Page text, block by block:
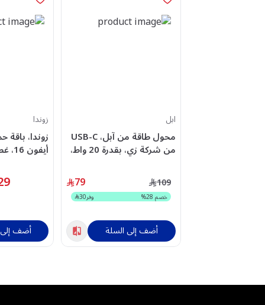
ابل
محول طاقة من آبل، USB-C
من شركة زي، بقدرة 20 واط،
منفذ واحد، أبيض –
MUVT3ZE/A
79 109
خصم28
% وفر30
أضف إلى السلة
زوندا
شاشة،
أضف